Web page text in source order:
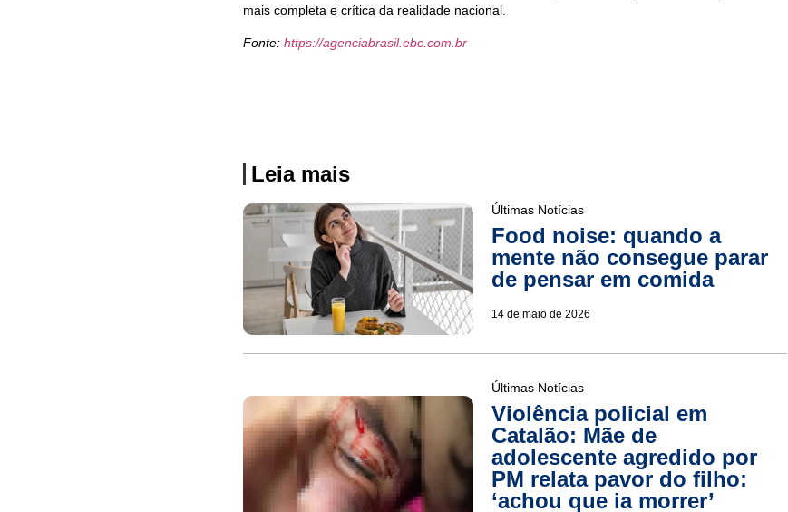
mais completa e crítica da realidade nacional.
Fonte: https://agenciabrasil.ebc.com.br
Leia mais
Últimas Notícias
Food noise: quando a
mente não consegue parar
de pensar em comida
14 de maio de 2026
Últimas Notícias
Violência policial em
Catalão: Mãe de
adolescente agredido por
PM relata pavor do filho:
‘achou que ia morrer’